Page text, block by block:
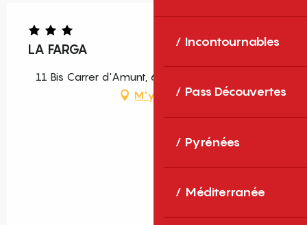
Incontournables
Pass Découvertes
Pyrénées
Méditerranée
LA FARGA
11 Bis Carrer d'Amunt, 66500 Molitg-les-Bains
M'y rendre